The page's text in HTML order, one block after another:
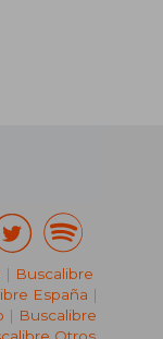
| Buscalibre
España |
| Buscalibre